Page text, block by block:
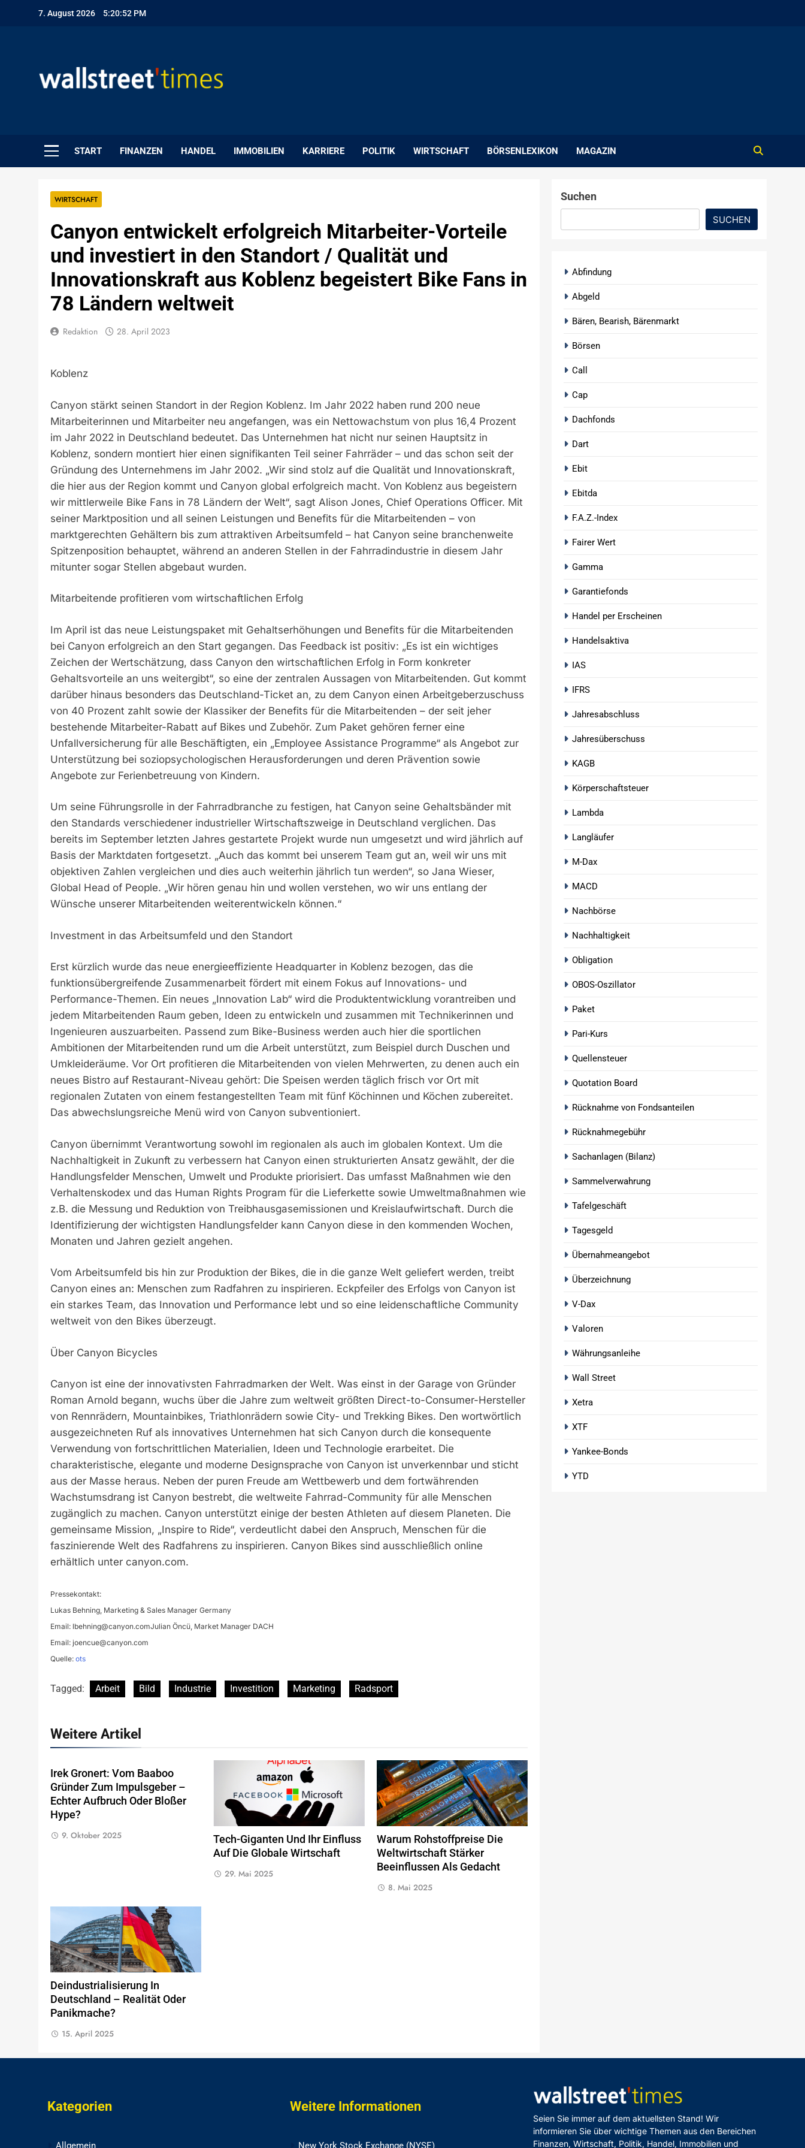
7. August 2026 5:20:53 PM
START FINANZEN HANDEL IMMOBILIEN KARRIERE POLITIK WIRTSCHAFT BÖRSENLEXIKON MAGAZIN
WIRTSCHAFT
Canyon entwickelt erfolgreich Mitarbeiter-Vorteile
und investiert in den Standort / Qualität und
Innovationskraft aus Koblenz begeistert Bike Fans in
78 Ländern weltweit
Redaktion 28. April 2023
Koblenz
Canyon stärkt seinen Standort in der Region Koblenz. Im Jahr 2022 haben rund 200 neue
Mitarbeiterinnen und Mitarbeiter neu angefangen, was ein Nettowachstum von plus 16,4 Prozent
im Jahr 2022 in Deutschland bedeutet. Das Unternehmen hat nicht nur seinen Hauptsitz in
Koblenz, sondern montiert hier einen signifikanten Teil seiner Fahrräder – und das schon seit der
Gründung des Unternehmens im Jahr 2002. „Wir sind stolz auf die Qualität und Innovationskraft,
die hier aus der Region kommt und Canyon global erfolgreich macht. Von Koblenz aus begeistern
wir mittlerweile Bike Fans in 78 Ländern der Welt“, sagt Alison Jones, Chief Operations Officer. Mit
seiner Marktposition und all seinen Leistungen und Benefits für die Mitarbeitenden – von
marktgerechten Gehältern bis zum attraktiven Arbeitsumfeld – hat Canyon seine branchenweite
Spitzenposition behauptet, während an anderen Stellen in der Fahrradindustrie in diesem Jahr
mitunter sogar Stellen abgebaut wurden.
Mitarbeitende profitieren vom wirtschaftlichen Erfolg
Im April ist das neue Leistungspaket mit Gehaltserhöhungen und Benefits für die Mitarbeitenden
bei Canyon erfolgreich an den Start gegangen. Das Feedback ist positiv: „Es ist ein wichtiges
Zeichen der Wertschätzung, dass Canyon den wirtschaftlichen Erfolg in Form konkreter
Gehaltsvorteile an uns weitergibt“, so eine der zentralen Aussagen von Mitarbeitenden. Gut kommt
darüber hinaus besonders das Deutschland-Ticket an, zu dem Canyon einen Arbeitgeberzuschuss
von 40 Prozent zahlt sowie der Klassiker der Benefits für die Mitarbeitenden – der seit jeher
bestehende Mitarbeiter-Rabatt auf Bikes und Zubehör. Zum Paket gehören ferner eine
Unfallversicherung für alle Beschäftigten, ein „Employee Assistance Programme“ als Angebot zur
Unterstützung bei soziopsychologischen Herausforderungen und deren Prävention sowie
Angebote zur Ferienbetreuung von Kindern.
Um seine Führungsrolle in der Fahrradbranche zu festigen, hat Canyon seine Gehaltsbänder mit
den Standards verschiedener industrieller Wirtschaftszweige in Deutschland verglichen. Das
bereits im September letzten Jahres gestartete Projekt wurde nun umgesetzt und wird jährlich auf
Basis der Marktdaten fortgesetzt. „Auch das kommt bei unserem Team gut an, weil wir uns mit
objektiven Zahlen vergleichen und dies auch weiterhin jährlich tun werden“, so Jana Wieser,
Global Head of People. „Wir hören genau hin und wollen verstehen, wo wir uns entlang der
Wünsche unserer Mitarbeitenden weiterentwickeln können.“
Investment in das Arbeitsumfeld und den Standort
Erst kürzlich wurde das neue energieeffiziente Headquarter in Koblenz bezogen, das die
funktionsübergreifende Zusammenarbeit fördert mit einem Fokus auf Innovations- und
Performance-Themen. Ein neues „Innovation Lab“ wird die Produktentwicklung vorantreiben und
jedem Mitarbeitenden Raum geben, Ideen zu entwickeln und zusammen mit Technikerinnen und
Ingenieuren auszuarbeiten. Passend zum Bike-Business werden auch hier die sportlichen
Ambitionen der Mitarbeitenden rund um die Arbeit unterstützt, zum Beispiel durch Duschen und
Umkleideräume. Vor Ort profitieren die Mitarbeitenden von vielen Mehrwerten, zu denen auch ein
neues Bistro auf Restaurant-Niveau gehört: Die Speisen werden täglich frisch vor Ort mit
regionalen Zutaten von einem festangestellten Team mit fünf Köchinnen und Köchen zubereitet.
Das abwechslungsreiche Menü wird von Canyon subventioniert.
Canyon übernimmt Verantwortung sowohl im regionalen als auch im globalen Kontext. Um die
Nachhaltigkeit in Zukunft zu verbessern hat Canyon einen strukturierten Ansatz gewählt, der die
Handlungsfelder Menschen, Umwelt und Produkte priorisiert. Das umfasst Maßnahmen wie den
Verhaltenskodex und das Human Rights Program für die Lieferkette sowie Umweltmaßnahmen wie
z.B. die Messung und Reduktion von Treibhausgasemissionen und Kreislaufwirtschaft. Durch die
Identifizierung der wichtigsten Handlungsfelder kann Canyon diese in den kommenden Wochen,
Monaten und Jahren gezielt angehen.
Vom Arbeitsumfeld bis hin zur Produktion der Bikes, die in die ganze Welt geliefert werden, treibt
Canyon eines an: Menschen zum Radfahren zu inspirieren. Eckpfeiler des Erfolgs von Canyon ist
ein starkes Team, das Innovation und Performance lebt und so eine leidenschaftliche Community
weltweit von den Bikes überzeugt.
Über Canyon Bicycles
Canyon ist eine der innovativsten Fahrradmarken der Welt. Was einst in der Garage von Gründer
Roman Arnold begann, wuchs über die Jahre zum weltweit größten Direct-to-Consumer-Hersteller
von Rennrädern, Mountainbikes, Triathlonrädern sowie City- und Trekking Bikes. Den wortwörtlich
ausgezeichneten Ruf als innovatives Unternehmen hat sich Canyon durch die konsequente
Verwendung von fortschrittlichen Materialien, Ideen und Technologie erarbeitet. Die
charakteristische, elegante und moderne Designsprache von Canyon ist unverkennbar und sticht
aus der Masse heraus. Neben der puren Freude am Wettbewerb und dem fortwährenden
Wachstumsdrang ist Canyon bestrebt, die weltweite Fahrrad-Community für alle Menschen
zugänglich zu machen. Canyon unterstützt einige der besten Athleten auf diesem Planeten. Die
gemeinsame Mission, „Inspire to Ride“, verdeutlicht dabei den Anspruch, Menschen für die
faszinierende Welt des Radfahrens zu inspirieren. Canyon Bikes sind ausschließlich online
erhältlich unter canyon.com.
Pressekontakt:
Lukas Behning, Marketing & Sales Manager Germany
Email: lbehning@canyon.comJulian Öncü, Market Manager DACH
Email: joencue@canyon.com
Quelle: ots
Tagged: Arbeit Bild Industrie Investition Marketing Radsport
Weitere Artikel
Irek Gronert: Vom Baaboo
Gründer Zum Impulsgeber –
Echter Aufbruch Oder Bloßer
Hype?
9. Oktober 2025
Tech-Giganten Und Ihr Einfluss
Auf Die Globale Wirtschaft
29. Mai 2025
Warum Rohstoffpreise Die
Weltwirtschaft Stärker
Beeinflussen Als Gedacht
8. Mai 2025
Deindustrialisierung In
Deutschland – Realität Oder
Panikmache?
15. April 2025
Suchen
SUCHEN
Abfindung
Abgeld
Bären, Bearish, Bärenmarkt
Börsen
Call
Cap
Dachfonds
Dart
Ebit
Ebitda
F.A.Z.-Index
Fairer Wert
Gamma
Garantiefonds
Handel per Erscheinen
Handelsaktiva
IAS
IFRS
Jahresabschluss
Jahresüberschuss
KAGB
Körperschaftsteuer
Lambda
Langläufer
M-Dax
MACD
Nachbörse
Nachhaltigkeit
Obligation
OBOS-Oszillator
Paket
Pari-Kurs
Quellensteuer
Quotation Board
Rücknahme von Fondsanteilen
Rücknahmegebühr
Sachanlagen (Bilanz)
Sammelverwahrung
Tafelgeschäft
Tagesgeld
Übernahmeangebot
Überzeichnung
V-Dax
Valoren
Währungsanleihe
Wall Street
Xetra
XTF
Yankee-Bonds
YTD
Kategorien
Allgemein
Weitere Informationen
New York Stock Exchange (NYSE)
Seien Sie immer auf dem aktuellsten Stand! Wir
informieren Sie über wichtige Themen aus den Bereichen
Finanzen, Wirtschaft, Politik, Handel, Immobilien und